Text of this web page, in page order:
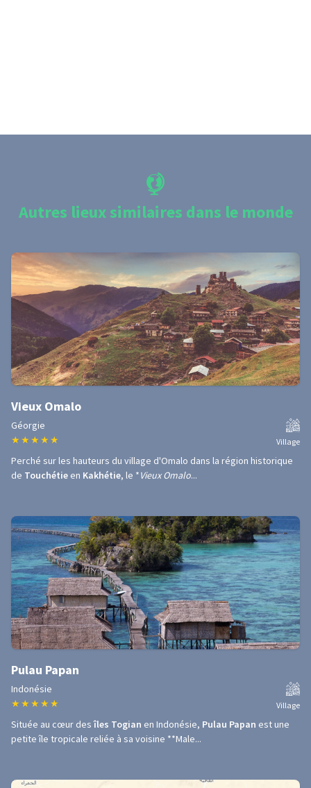
Autres lieux similaires dans le monde
Vieux Omalo
Géorgie
★ ★ ★ ★ ★ Village
Perché sur les hauteurs du village d'Omalo dans la région historique
de Touchétie en Kakhétie, le *Vieux Omalo...
Pulau Papan
Indonésie
★ ★ ★ ★ ★ Village
Située au cœur desîles Togian en Indonésie, Pulau Papan est une
petite île tropicale reliée à sa voisine **Male...